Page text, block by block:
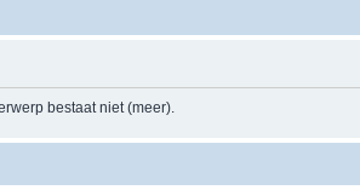
bestaat niet (meer).